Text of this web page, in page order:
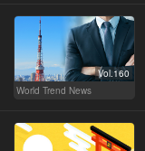
Vol.160
World Trend News